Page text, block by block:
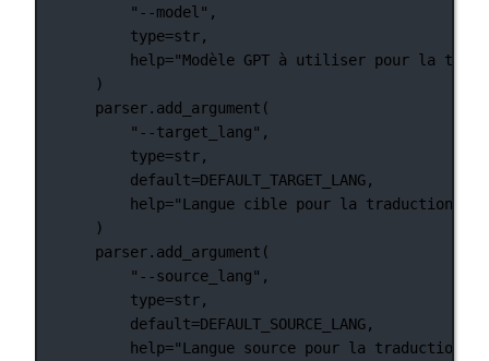
"--model" ,
type=str,
help="Modèle GPT à utiliser pour la
)
parser.add_argument(
"--target_lang" ,
type=str,
default=DEFAULT_TARGET_LANG,
help="Langue cible pour la traduction"
)
parser.add_argument(
"--source_lang" ,
type=str,
default=DEFAULT_SOURCE_LANG,
help="Langue source pour la traduction"